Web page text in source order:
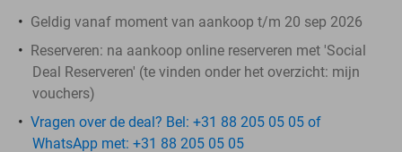
Geldig vanaf moment van aankoop t/m 20 sep 2026
Reserveren: na aankoop online reserveren met 'Social
Deal Reserveren' (te vinden onder het overzicht: mijn
vouchers)
Vragen over de deal? Bel: +31 88 205 05 05 of
WhatsApp met: +31 88 205 05 05